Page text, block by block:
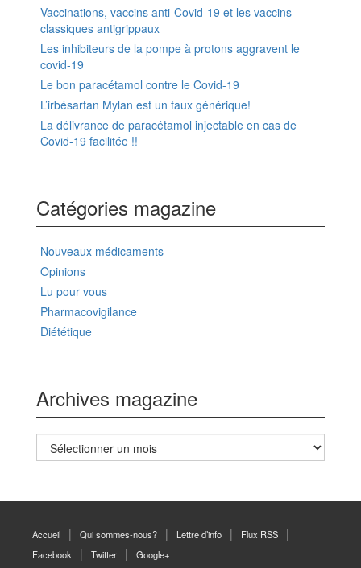
Vaccinations, vaccins anti-Covid-19 et les vaccins
classiques antigrippaux
Les inhibiteurs de la pompe à protons aggravent le
covid-19
Le bon paracétamol contre le Covid-19
L’irbésartan Mylan est un faux générique!
La délivrance de paracétamol injectable en cas de
Covid-19 facilitée !!
Catégories magazine
Nouveaux médicaments
Opinions
Lu pour vous
Pharmacovigilance
Diététique
Archives magazine
Archives
magazine
Accueil Qui sommes-nous? Lettre d’info
Flux RSS
Facebook
Twitter Google+